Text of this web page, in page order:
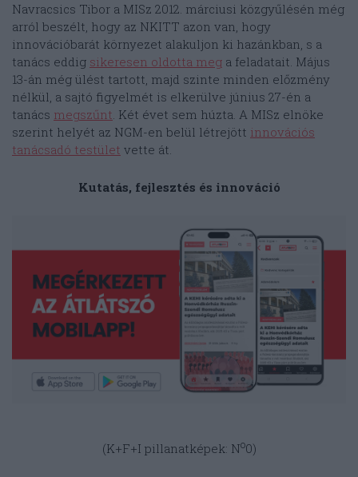
Navracsics Tibor a MISz 2012. márciusi közgyűlésén még
arról beszélt, hogy az NKITT azon van, hogy
innovációbarát környezet alakuljon ki hazánkban, s a
tanács eddig sikeresen oldotta meg a feladatait. Május
13-án még ülést tartott, majd szinte minden előzmény
nélkül, a sajtó figyelmét is elkerülve június 27-én a
tanács megszűnt. Két évet sem húzta. A MISz elnöke
szerint helyét az NGM-en belül létrejött innovációs
tanácsadó testület vette át.
Kutatás, fejlesztés és innováció
(K+F+I pillanatképek: No0)